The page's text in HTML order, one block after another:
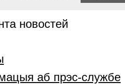
новостей
аб прэс-службе